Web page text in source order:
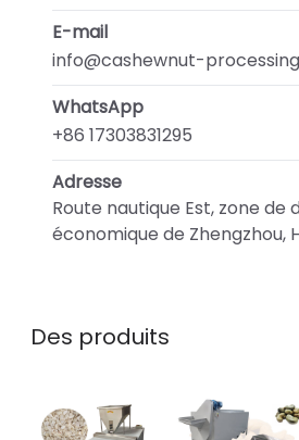
E-mail
info@cashewnut-
WhatsApp
+86 17303831295
Adresse
Route nautique Est, zone
économique de Zhengzhou,
Des produits